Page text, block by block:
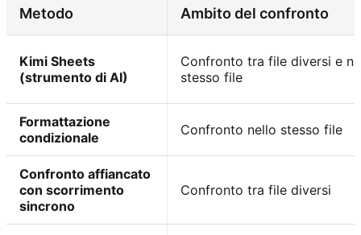
Metodo Ambito del confronto
Kimi Sheets
(strumento di AI)
Confronto tra file diversi e
stesso file
Formattazione
condizionale
Confronto nello stesso file
Confronto affiancato
con scorrimento
sincrono
Confronto tra file diversi